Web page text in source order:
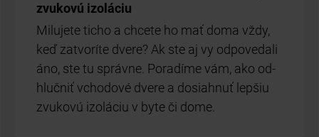
zvu­ko­vú izo­lá­ciu
Mi­lu­je­te ti­cho a chce­te ho mať doma vždy,
keď za­tvo­rí­te dve­re? Ak ste aj vy od­po­ve­da­li
áno, ste tu správ­ne. Po­ra­dí­me vám, ako od­
hluč­niť vcho­do­vé dve­re a do­siah­nuť lep­šiu
zvu­ko­vú izo­lá­ciu v byte či dome.